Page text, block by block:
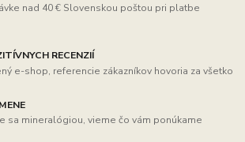
nad 40 € Slovenskou poštou pri platbe
RECENZIÍ
e-shop, referencie zákazníkov hovoria za všetko
sa mineralógiou, vieme čo vám ponúkame